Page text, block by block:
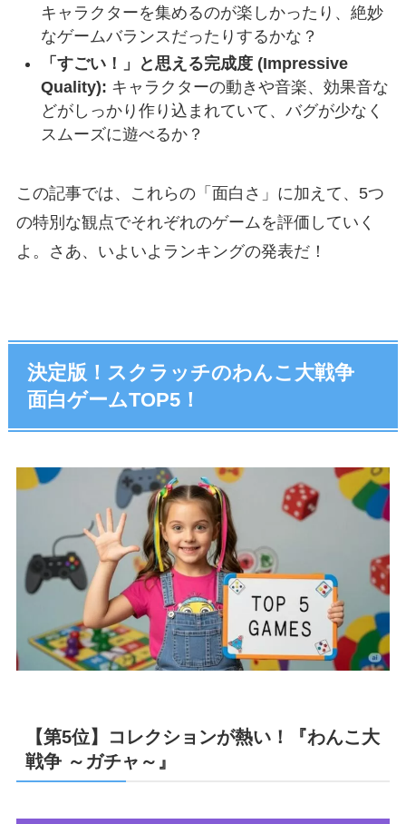
キャラクターを集めるのが楽しかったり、絶妙
なゲームバランスだったりするかな？
「すごい！」と思える完成度 (Impressive
Quality): キャラクターの動きや音楽、効果音な
どがしっかり作り込まれていて、バグが少なく
スムーズに遊べるか？
この記事では、これらの「面白さ」に加えて、5つ
の特別な観点でそれぞれのゲームを評価していく
よ。さあ、いよいよランキングの発表だ！
決定版！スクラッチのわんこ大戦争
面白ゲームTOP5！
【第5位】コレクションが熱い！『わんこ大
戦争 ～ガチャ～』